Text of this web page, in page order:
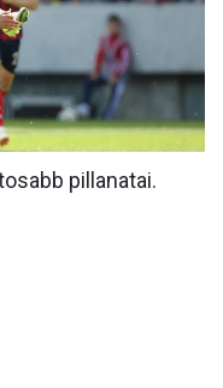
pillanatai.